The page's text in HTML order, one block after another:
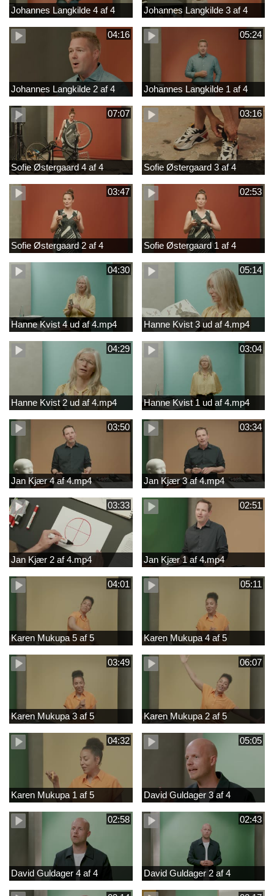
Johannes Langkilde 4 af 4 Johannes Langkilde 3 af 4
04:16
Johannes Langkilde 2 af 4
05:24
Johannes Langkilde 1 af 4
07:07
Sofie Østergaard 4 af 4
03:16
Sofie Østergaard 3 af 4
03:47
Sofie Østergaard 2 af 4
02:53
Sofie Østergaard 1 af 4
04:30
Hanne Kvist 4 ud af 4.mp4
05:14
Hanne Kvist 3 ud af 4.mp4
04:29
Hanne Kvist 2 ud af 4.mp4
03:04
Hanne Kvist 1 ud af 4.mp4
03:50
Jan Kjær 4 af 4.mp4
03:34
Jan Kjær 3 af 4.mp4
03:33
Jan Kjær 2 af 4.mp4
02:51
Jan Kjær 1 af 4.mp4
04:01
Karen Mukupa 5 af 5
05:11
Karen Mukupa 4 af 5
03:49
Karen Mukupa 3 af 5
06:07
Karen Mukupa 2 af 5
04:32
Karen Mukupa 1 af 5
05:05
David Guldager 3 af 4
02:58
David Guldager 4 af 4
02:43
David Guldager 2 af 4